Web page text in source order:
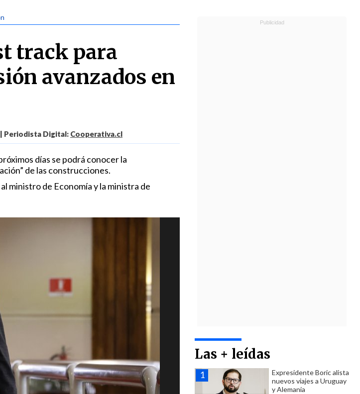
track para
avanzados en
| Periodista Digital: Cooperativa.cl
días se podrá conocer la
de las construcciones.
ministro de Economía y la ministra de
Las + leídas
Expresidente Boric alista
nuevos viajes a Uruguay
y Alemania